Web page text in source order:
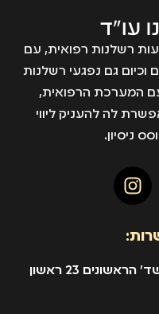
רשלנות רפואית, עם
וכיום גם נפגעי רשלנות
המערכת הרפואית,
לה להעניק ליווי
ניסיון.
מגדל מילניה, קומה 18 רחוב שד' הראשונים 23 ראשון